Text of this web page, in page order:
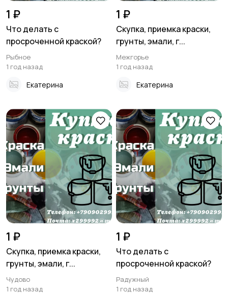
1 ₽
Что делать с
просроченной краской?
Рыбное
1 год назад
Екатерина
1 ₽
Скупка, приемка краски,
грунты, эмали, г...
Межгорье
1 год назад
Екатерина
1 ₽
Скупка, приемка краски,
грунты, эмали, г...
Чудово
1 год назад
1 ₽
Что делать с
просроченной краской?
Радужный
1 год назад